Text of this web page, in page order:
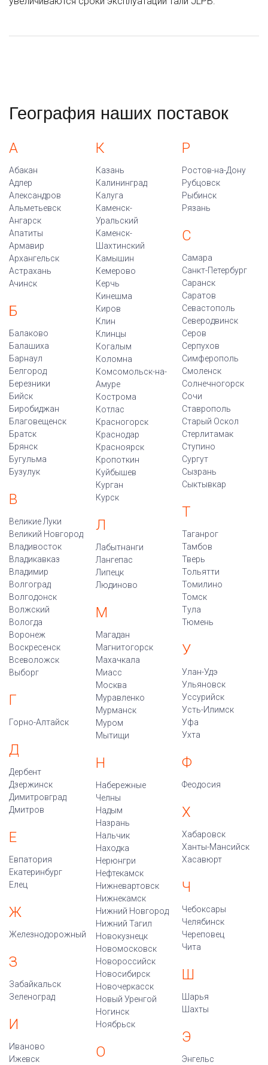
География наших поставок
А
Абакан
Адлер
Александров
Альметьевск
Ангарск
Апатиты
Армавир
Архангельск
Астрахань
Ачинск
Б
Балаково
Балашиха
Барнаул
Белгород
Березники
Бийск
Биробиджан
Благовещенск
Братск
Брянск
Бугульма
Бузулук
В
Великие Луки
Великий Новгород
Владивосток
Владикавказ
Владимир
Волгоград
Волгодонск
Волжский
Вологда
Воронеж
Воскресенск
Всеволожск
Выборг
Г
Горно-Алтайск
Д
Дербент
Дзержинск
Димитровград
Дмитров
Е
Евпатория
Екатеринбург
Елец
Ж
Железнодорожный
З
Забайкальск
Зеленоград
И
Иваново
Ижевск
К
Казань
Калининград
Калуга
Каменск-
Уральский
Каменск-
Шахтинский
Камышин
Кемерово
Керчь
Кинешма
Киров
Клин
Клинцы
Когалым
Коломна
Комсомольск-на-
Амуре
Кострома
Котлас
Красногорск
Краснодар
Красноярск
Кропоткин
Куйбышев
Курган
Курск
Л
Лабытнанги
Лангепас
Липецк
Людиново
М
Магадан
Магнитогорск
Махачкала
Миасс
Москва
Муравленко
Мурманск
Муром
Мытищи
Н
Набережные
Челны
Надым
Назрань
Нальчик
Находка
Нерюнгри
Нефтекамск
Нижневартовск
Нижнекамск
Нижний Новгород
Нижний Тагил
Новокузнецк
Новомосковск
Новороссийск
Новосибирск
Новочеркасск
Новый Уренгой
Ногинск
Ноябрьск
О
Р
Ростов-на-Дону
Рубцовск
Рыбинск
Рязань
С
Самара
Санкт-Петербург
Саранск
Саратов
Севастополь
Северодвинск
Серов
Серпухов
Симферополь
Смоленск
Солнечногорск
Сочи
Ставрополь
Старый Оскол
Стерлитамак
Ступино
Сургут
Сызрань
Сыктывкар
Т
Таганрог
Тамбов
Тверь
Тольятти
Томилино
Томск
Тула
Тюмень
У
Улан-Удэ
Ульяновск
Уссурийск
Усть-Илимск
Уфа
Ухта
Ф
Феодосия
Х
Хабаровск
Ханты-Мансийск
Хасавюрт
Ч
Чебоксары
Челябинск
Череповец
Чита
Ш
Шарья
Шахты
Э
Энгельс